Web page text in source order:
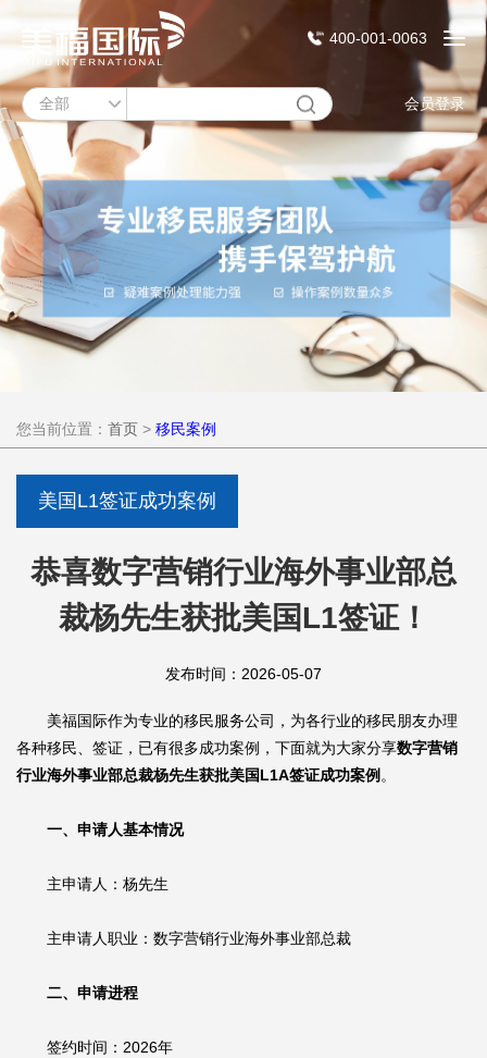
400-001-0063
会员登录
您当前位置： 首页 > 移民案例
美国L1签证成功案例
恭喜数字营销行业海外事业部总
裁杨先生获批美国L1签证！
发布时间：2026-05-07
美福国际作为专业的移民服务公司，为各行业的移民朋友办理
各种移民、签证，已有很多成功案例，下面就为大家分享数字营销
行业海外事业部总裁杨先生获批美国L1A签证成功案例 。
一、申请人基本情况
主申请人：杨先生
主申请人职业：数字营销行业海外事业部总裁
二、申请进程
签约时间：2026年